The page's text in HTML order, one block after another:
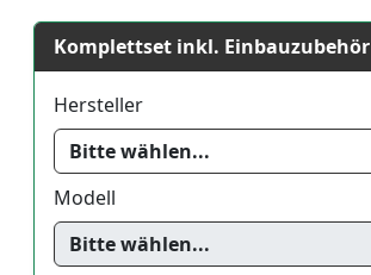
Komplettset inkl. Einbauzubehör
Hersteller
Modell